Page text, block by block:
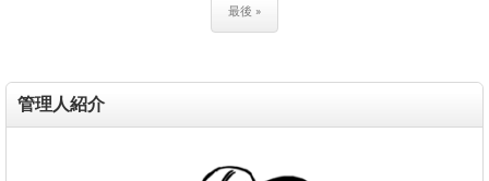
最後 »
管理人紹介